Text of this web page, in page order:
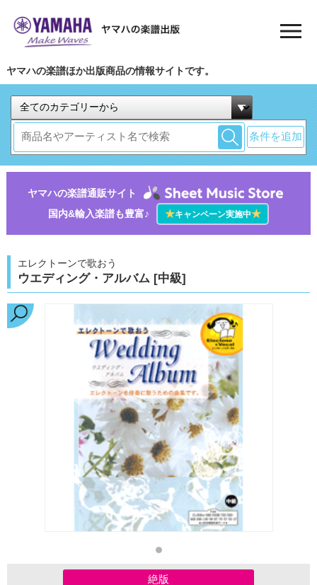
ヤマハの楽譜ほか出版商品の情報サイトです。
条件を追加
ヤマハの楽譜通販サイト
国内&輸入楽譜も豊富♪
★キャンペーン実施中★
エレクトーンで歌おう
ウエディング・アルバム [中級]
絶版